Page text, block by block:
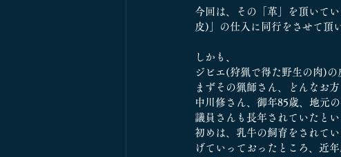
今回は、その「革」を頂いて
皮)」の仕入に同行をさせて頂
しかも、
ジビエ(狩猟で得た野生の肉)の
まずその猟師さん、どんなお方
中川修さん、御年85歳、地元
議員さんも長年されていたと
初めは、乳牛の飼育をされて
げていっておったところ、近